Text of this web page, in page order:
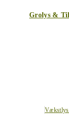
Grolys &